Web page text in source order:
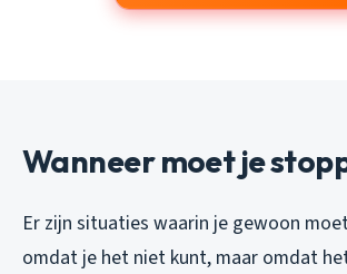
Wanneer moet je
Er zijn situaties waarin je gewoon
omdat je het niet kunt, maar omdat